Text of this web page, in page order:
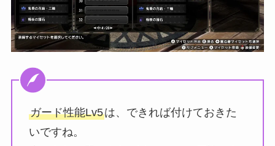
ガード性能Lv5は、できれば付けておきた
いですね。